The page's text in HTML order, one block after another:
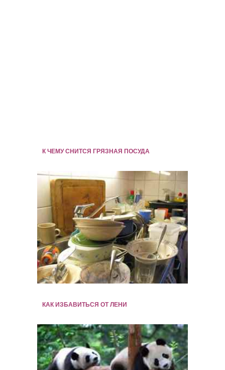
К ЧЕМУ СНИТСЯ ГРЯЗНАЯ ПОСУДА
КАК ИЗБАВИТЬСЯ ОТ ЛЕНИ